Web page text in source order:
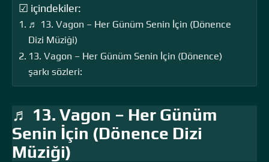
☑ içindekiler:
♬ 13. Vagon – Her Günüm Senin İçin (Dönence
Dizi Müziği)
13. Vagon – Her Günüm Senin İçin (Dönence)
şarkı sözleri:
♬ 13. Vagon – Her Günüm
Senin İçin (Dönence Dizi
Müziği)